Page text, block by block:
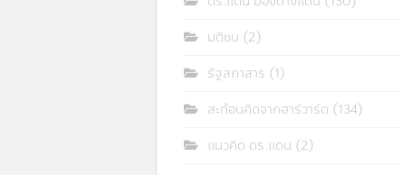
มติชน (2)
รัฐสภาสาร (1)
สะท้อนคิดจากฮาร์วาร์ด (134)
แนวคิด ดร.แดน (2)